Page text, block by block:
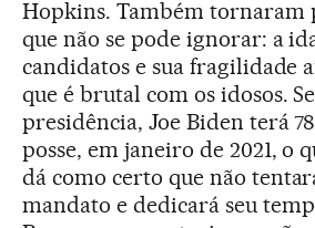
Hopkins. Também tornaram
que não se pode ignorar: a
candidatos e sua fragilidade
que é brutal com os idosos.
presidência, Joe Biden terá
posse, em janeiro de 2021, o
dá como certo que não
mandato e dedicará seu